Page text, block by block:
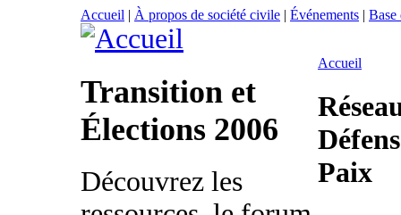
Accueil | À propos de société civile | Événements | Base
Transition et
Élections 2006
Découvrez les
Accueil
Paix